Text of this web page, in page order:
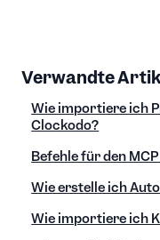
Verwandte
Wie importiere ich
Clockodo?
Befehle für den
Wie erstelle ich
Wie importiere ich